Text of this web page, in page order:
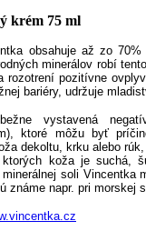
krém 75 ml
obsahuje až zo
minerálov robí
rozotrení pozitívne
bariéry, udržuje
vystavená
ktoré môžu byť
dekoltu, krku alebo
koža je suchá,
soli
známe napr. pri morskej